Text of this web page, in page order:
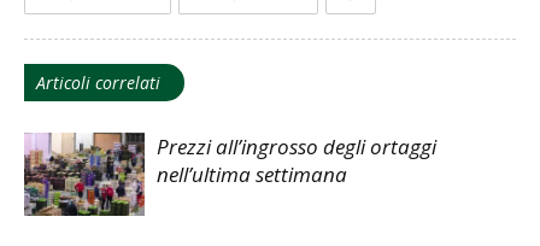
Articoli correlati
Prezzi all’ingrosso degli ortaggi
nell’ultima settimana